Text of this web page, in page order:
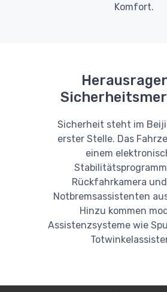
Komfort.
Sicherheit steht im
erster Stelle. Das
einem
Rückfahrkamera
Notbremsassistenten
Hinzu kommen
Assistenzsysteme wie